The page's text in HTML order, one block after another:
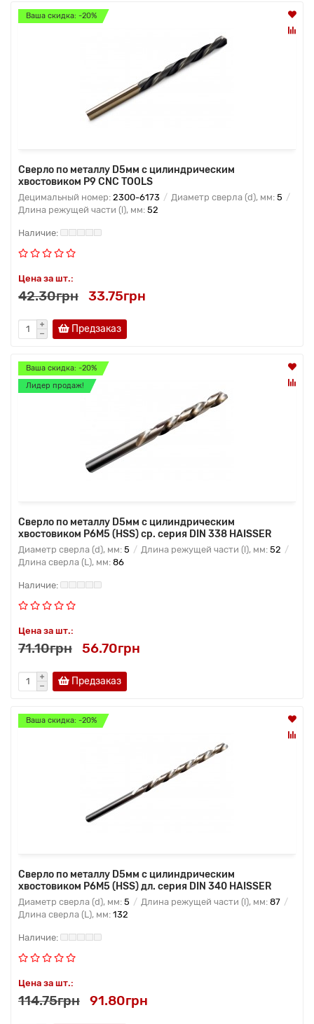
Ваша скидка: -20%
Сверло по металлу D5мм с цилиндрическим
хвостовиком Р9 CNC TOOLS
Децимальный номер: 2300-6173 Диаметр сверла (d), мм: 5
Длина режущей части (l), мм: 52
Цена за шт.:
42.30грн 33.75грн
Предзаказ
Ваша скидка: -20%
Лидер продаж!
Сверло по металлу D5мм с цилиндрическим
хвостовиком Р6М5 (HSS) ср. серия DIN 338 HAISSER
Диаметр сверла (d), мм: 5 Длина режущей части (l), мм: 52
Длина сверла (L), мм: 86
Цена за шт.:
71.10грн 56.70грн
Предзаказ
Ваша скидка: -20%
Сверло по металлу D5мм с цилиндрическим
хвостовиком Р6М5 (HSS) дл. серия DIN 340 HAISSER
Диаметр сверла (d), мм: 5 Длина режущей части (l), мм: 87
Длина сверла (L), мм: 132
Цена за шт.:
114.75грн 91.80грн